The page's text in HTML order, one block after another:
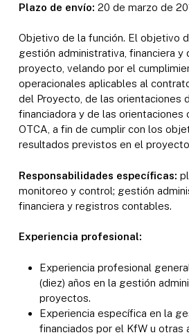
Plazo de envío: 20 de marzo de
Objetivo de la función. El objetivo
gestión administrativa, financiera y
proyecto, velando por el
operacionales aplicables al
del Proyecto, de las orientaciones
financiadora y de las orientaciones
OTCA, a fin de cumplir con los
resultados previstos en el
Responsabilidades específicas:
monitoreo y control; gestión
financiera y registros contables.
Experiencia profesional:
Experiencia profesional
(diez) años en la gestión
proyectos.
Experiencia específica en la
financiados por el KfW u otras